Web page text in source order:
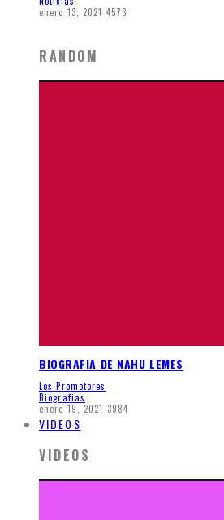
enero 13, 2021 4573
RANDOM
BIOGRAFIA DE NAHU LEMES
Los Promotores
Biografias
enero 19, 2021 3984
VIDEOS
VIDEOS